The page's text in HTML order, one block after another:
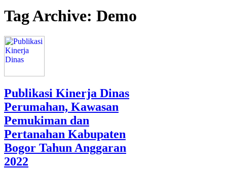
Tag Archive: Demo
Publikasi Kinerja Dinas
Perumahan, Kawasan
Pemukiman dan
Pertanahan Kabupaten
Bogor Tahun Anggaran
2022